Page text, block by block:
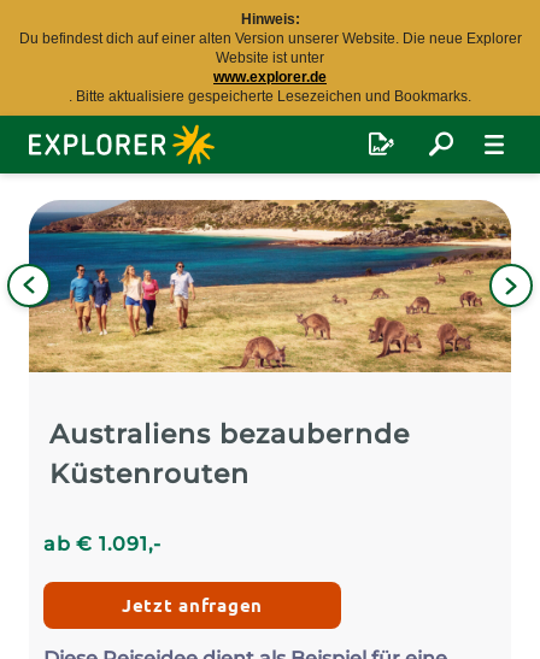
Hinweis:
Du befindest dich auf einer alten Version unserer Website. Die neue Explorer
Website ist unter
www.explorer.de
. Bitte aktualisiere gespeicherte Lesezeichen und Bookmarks.
Explorer
Fernreisen
Australiens bezaubernde
Küstenrouten
ab€ 1.091,-
Jetzt anfragen